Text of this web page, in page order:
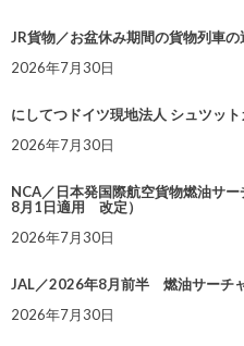
JR貨物／お盆休み期間の貨物列車
2026年7月30日
にしてつドイツ現地法人 シュツッ
2026年7月30日
NCA／日本発国際航空貨物燃油サ
8月1日適用 改定）
2026年7月30日
JAL／2026年8月前半 燃油サーチ
2026年7月30日